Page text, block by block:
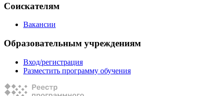
Соискателям
Вакансии
Образовательным учреждениям
Вход/регистрация
Разместить программу обучения